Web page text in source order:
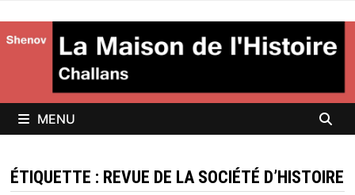
au
contenu
MENU
ÉTIQUETTE : REVUE DE LA SOCIÉTÉ D’HISTOIRE